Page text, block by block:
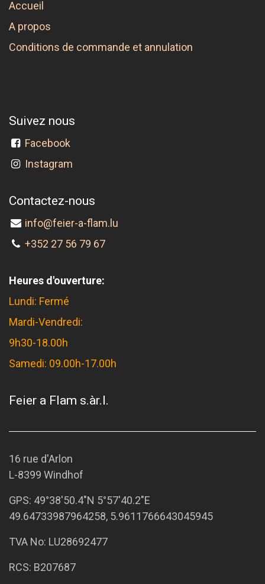
Accueil
A propos
Conditions de commande et annulation
Suivez nous
Facebook
Instagram
Contactez-nous
info@feier-a-flam.lu
+352 27 56 79 67
Heures d'ouverture:
Lundi: Fermé
Mardi-Vendredi:
9h30-18.00h
Samedi: 09.00h-17.00h
Feier a Flam s.àr.l.
16 rue d'Arlon
L-8399 Windhof
GPS: 49°38'50.4"N 5°57'40.2"E
49.64733987964258, 5.9611766643045945
TVA No: LU28692477
RCS: B207687